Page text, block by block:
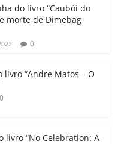
a
ss
ro
o
k h
ar
do livro “Caubói do
morte de Dimebag
0
“Andre Matos – O
0
livro “No Celebration: A